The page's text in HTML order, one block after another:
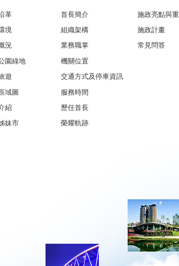
革
境
況
園綠地
遊
域圖
紹
妹市
首長簡介
組織架構
業務職掌
機關位置
交通方式及停車資訊
服務時間
歷任首長
榮耀軌跡
施政亮點與
施政計畫
常見問答